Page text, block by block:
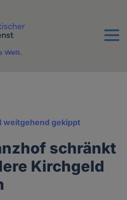
Menu
Welt.
weitgehend gekippt
schränkt
Kirchgeld